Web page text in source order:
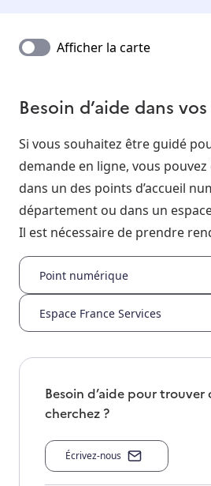
Afficher la carte
Besoin d’aide dans
Si vous souhaitez être guidé
demande en ligne, vous
dans un des points d’accueil
département ou dans un
Il est nécessaire de prendre
Point numérique
Espace France Services
Besoin d’aide pour trouver
cherchez ?
Écrivez-nous